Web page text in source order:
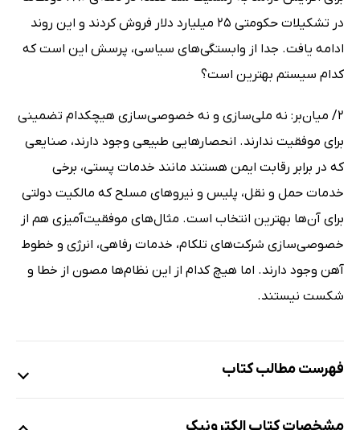
در تشکیلات حکومتی 25 میلیارد دلار فروش کردند و این روند
ادامه یافت. جدا از وابستگی‌های سیاسی، پرسش این است که
کدام سیستم بهترین است؟
2/ میان‌بر: نه ملی‌سازی و نه خصوصی‌سازی هیچکدام تضمینی
برای موفقیت ندارند. انحصارهایی طبیعی وجود دارند، صنایعی
که در برابر رقابت ایمن هستند مانند خدمات پستی، برخی
خدمات حمل و نقل، پلیس و نیروهای مسلح که مالکیت دولتی
برای آن‌ها بهترین انتخاب است. مثال‌های موفقیت‌آمیزی هم از
خصوصی‌سازی شرکت‌های تلکام، خدمات رفاهی، انرژی و خطوط
آهن وجود دارند. اما هیچ کدام از این نظام‌ها مصون از خطا و
شکست نیستند.
فهرست مطالب کتاب